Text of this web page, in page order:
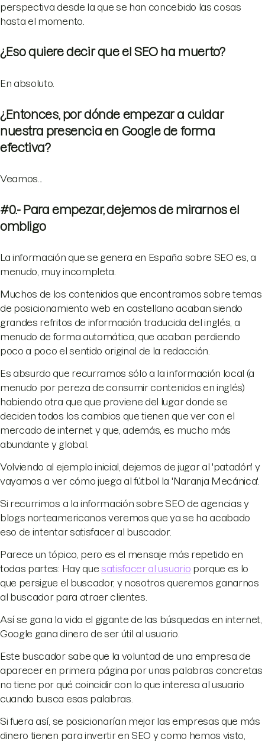
perspectiva desde la que se han concebido las cosas
hasta el momento.
¿Eso quiere decir que el SEO ha muerto?
En absoluto.
¿Entonces, por dónde empezar a cuidar
nuestra presencia en Google de forma
efectiva?
Veamos...
#0.- Para empezar, dejemos de mirarnos el
ombligo
La información que se genera en España sobre SEO es, a
menudo, muy incompleta.
Muchos de los contenidos que encontramos sobre temas
de posicionamiento web en castellano acaban siendo
grandes refritos de información traducida del inglés, a
menudo de forma automática, que acaban perdiendo
poco a poco el sentido original de la redacción.
Es absurdo que recurramos sólo a la información local (a
menudo por pereza de consumir contenidos en inglés)
habiendo otra que que proviene del lugar donde se
deciden todos los cambios que tienen que ver con el
mercado de internet y que, además, es mucho más
abundante y global.
Volviendo al ejemplo inicial, dejemos de jugar al 'patadón' y
vayamos a ver cómo juega al fútbol la 'Naranja Mecánica'.
Si recurrimos a la información sobre SEO de agencias y
blogs norteamericanos veremos que ya se ha acabado
eso de intentar satisfacer al buscador.
Parece un tópico, pero es el mensaje más repetido en
todas partes: Hay que satisfacer al usuario porque es lo
que persigue el buscador, y nosotros queremos ganarnos
al buscador para atraer clientes.
Así se gana la vida el gigante de las búsquedas en internet,
Google gana dinero de ser útil al usuario.
Este buscador sabe que la voluntad de una empresa de
aparecer en primera página por unas palabras concretas
no tiene por qué coincidir con lo que interesa al usuario
cuando busca esas palabras.
Si fuera así, se posicionarían mejor las empresas que más
dinero tienen para invertir en SEO y como hemos visto,